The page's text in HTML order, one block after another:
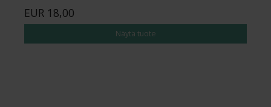
EUR 18,00
Näytä tuote